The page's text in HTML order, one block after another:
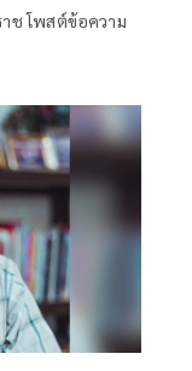
ช โพสต์ข้อความ